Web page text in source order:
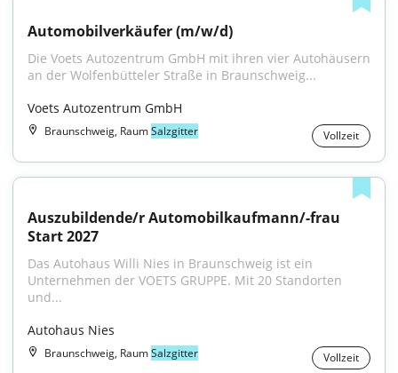
Automobilverkäufer (m/w/d)
Die Voets Autozentrum GmbH mit ihren vier Autohäusern
an der Wolfenbütteler Straße in Braunschweig...
Voets Autozentrum GmbH
Braunschweig, RaumSalzgitter Vollzeit
Auszubildende/r Automobilkaufmann/-frau
Start 2027
Das Autohaus Willi Nies in Braunschweig ist ein
Unternehmen der VOETS GRUPPE. Mit 20 Standorten
und...
Autohaus Nies
Braunschweig, RaumSalzgitter Vollzeit